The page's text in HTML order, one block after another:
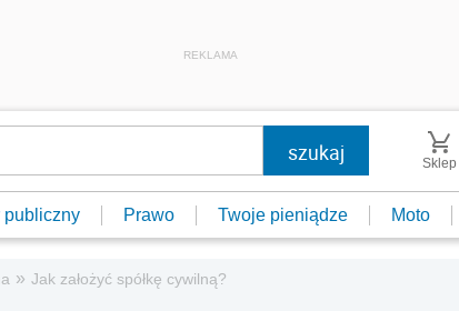
REKLAMA
Sklep
publiczny Prawo Twoje pieniądze Moto
» Jak założyć spółkę cywilną?